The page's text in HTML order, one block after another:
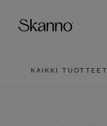
KAIKKI TUOTTEET